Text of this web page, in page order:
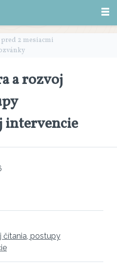
2 mesiacmi
a rozvoj
intervencie
čítania, postupy